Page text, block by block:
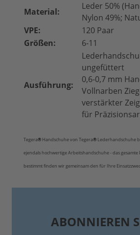
Material:
Leder 50%
Nylon 49%;
VPE:
120 Paar
Größen:
6-11
Ausführung:
ungefüttert
0,6-0,7 mm
Vollnarben
verstärkter
für
Tegera® Handschuhevon Tegera® Lederhandschuhe
ejendals hochwertige Arbeitshandschuhe - das
bestimmt finden wir gemeinsam den für Ihre
ABONNIEREN